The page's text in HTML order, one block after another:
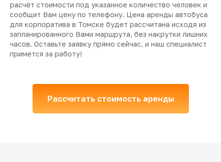
расчёт стоимости под указанное количество человек и
сообщит Вам цену по телефону. Цена аренды автобуса
для корпоратива в Томске будет рассчитана исходя из
запланированного Вами маршрута, без накрутки лишних
часов. Оставьте заявку прямо сейчас, и наш специалист
примется за работу!
Рассчитать стоимость аренды